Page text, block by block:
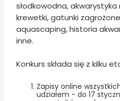
słodkowodna,
krewetki, gatunki
aquascaping, historia
inne.
Konkurs składa się z kilku
Zapisy online
udziałem - do 17